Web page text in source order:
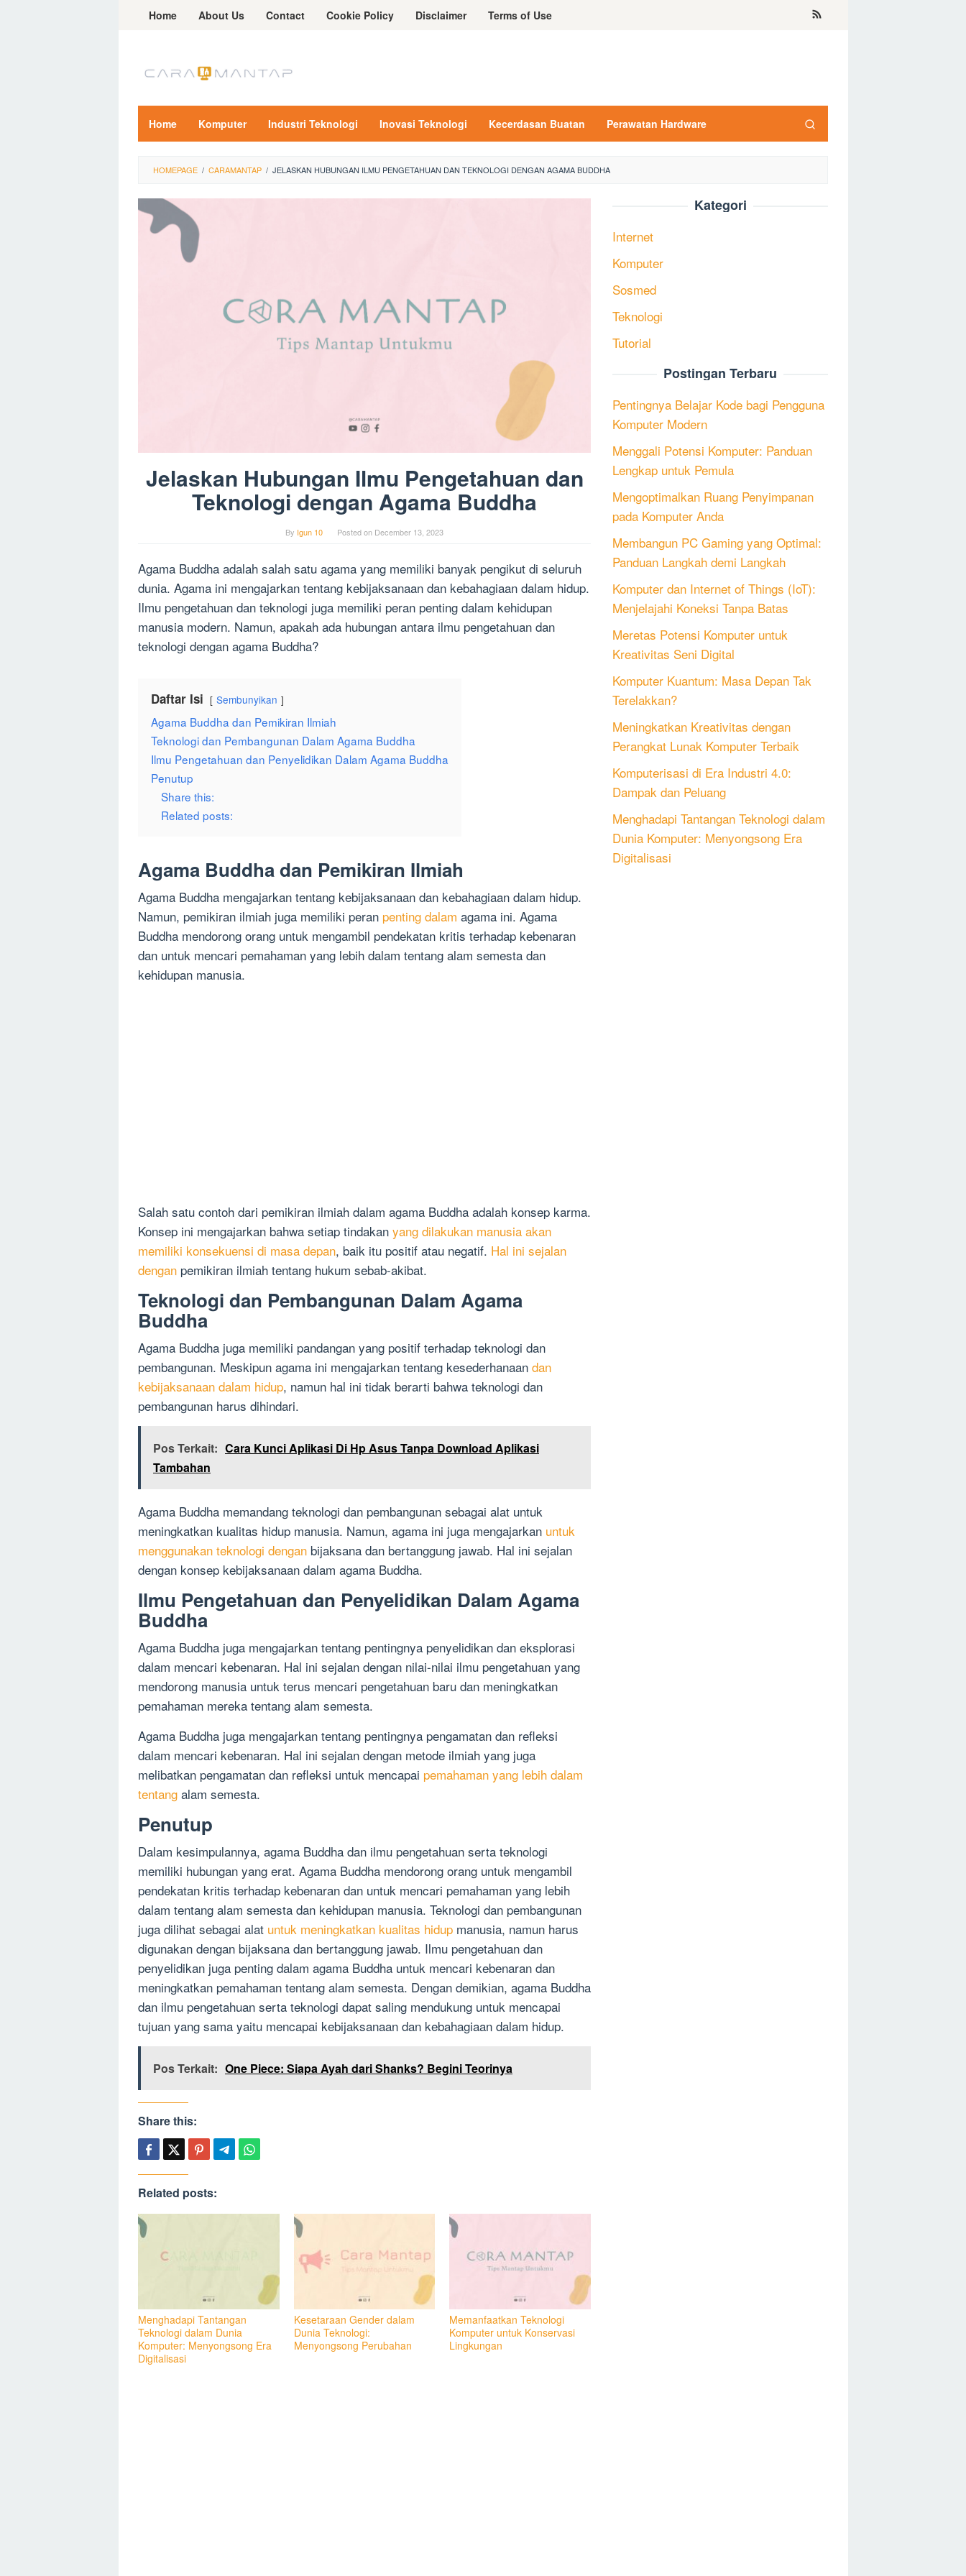
Home About Us Contact Cookie Policy Disclaimer Terms of Use
Home Komputer Industri Teknologi Inovasi Teknologi Kecerdasan Buatan Perawatan Hardware
HOMEPAGE / CARAMANTAP / JELASKAN HUBUNGAN ILMU PENGETAHUAN DAN TEKNOLOGI DENGAN AGAMA BUDDHA
Jelaskan Hubungan Ilmu Pengetahuan dan
Teknologi dengan Agama Buddha
By Igun 10 Posted on December 13, 2023
Agama Buddha adalah salah satu agama yang memiliki banyak pengikut di seluruh
dunia. Agama ini mengajarkan tentang kebijaksanaan dan kebahagiaan dalam hidup.
Ilmu pengetahuan dan teknologi juga memiliki peran penting dalam kehidupan
manusia modern. Namun, apakah ada hubungan antara ilmu pengetahuan dan
teknologi dengan agama Buddha?
Daftar Isi Sembunyikan
Agama Buddha dan Pemikiran Ilmiah
Teknologi dan Pembangunan Dalam Agama Buddha
Ilmu Pengetahuan dan Penyelidikan Dalam Agama Buddha
Penutup
Share this:
Related posts:
Agama Buddha dan Pemikiran Ilmiah
Agama Buddha mengajarkan tentang kebijaksanaan dan kebahagiaan dalam hidup.
Namun, pemikiran ilmiah juga memiliki peran penting dalam agama ini. Agama
Buddha mendorong orang untuk mengambil pendekatan kritis terhadap kebenaran
dan untuk mencari pemahaman yang lebih dalam tentang alam semesta dan
kehidupan manusia.
Salah satu contoh dari pemikiran ilmiah dalam agama Buddha adalah konsep karma.
Konsep ini mengajarkan bahwa setiap tindakan yang dilakukan manusia akan
memiliki konsekuensi di masa depan, baik itu positif atau negatif. Hal ini sejalan
dengan pemikiran ilmiah tentang hukum sebab-akibat.
Teknologi dan Pembangunan Dalam Agama
Buddha
Agama Buddha juga memiliki pandangan yang positif terhadap teknologi dan
pembangunan. Meskipun agama ini mengajarkan tentang kesederhanaan dan
kebijaksanaan dalam hidup, namun hal ini tidak berarti bahwa teknologi dan
pembangunan harus dihindari.
Pos Terkait: Cara Kunci Aplikasi Di Hp Asus Tanpa Download Aplikasi
Tambahan
Agama Buddha memandang teknologi dan pembangunan sebagai alat untuk
meningkatkan kualitas hidup manusia. Namun, agama ini juga mengajarkan untuk
menggunakan teknologi dengan bijaksana dan bertanggung jawab. Hal ini sejalan
dengan konsep kebijaksanaan dalam agama Buddha.
Ilmu Pengetahuan dan Penyelidikan Dalam Agama
Buddha
Agama Buddha juga mengajarkan tentang pentingnya penyelidikan dan eksplorasi
dalam mencari kebenaran. Hal ini sejalan dengan nilai-nilai ilmu pengetahuan yang
mendorong manusia untuk terus mencari pengetahuan baru dan meningkatkan
pemahaman mereka tentang alam semesta.
Agama Buddha juga mengajarkan tentang pentingnya pengamatan dan refleksi
dalam mencari kebenaran. Hal ini sejalan dengan metode ilmiah yang juga
melibatkan pengamatan dan refleksi untuk mencapai pemahaman yang lebih dalam
tentang alam semesta.
Penutup
Dalam kesimpulannya, agama Buddha dan ilmu pengetahuan serta teknologi
memiliki hubungan yang erat. Agama Buddha mendorong orang untuk mengambil
pendekatan kritis terhadap kebenaran dan untuk mencari pemahaman yang lebih
dalam tentang alam semesta dan kehidupan manusia. Teknologi dan pembangunan
juga dilihat sebagai alat untuk meningkatkan kualitas hidup manusia, namun harus
digunakan dengan bijaksana dan bertanggung jawab. Ilmu pengetahuan dan
penyelidikan juga penting dalam agama Buddha untuk mencari kebenaran dan
meningkatkan pemahaman tentang alam semesta. Dengan demikian, agama Buddha
dan ilmu pengetahuan serta teknologi dapat saling mendukung untuk mencapai
tujuan yang sama yaitu mencapai kebijaksanaan dan kebahagiaan dalam hidup.
Pos Terkait: One Piece: Siapa Ayah dari Shanks? Begini Teorinya
Share this:
Related posts:
Menghadapi Tantangan
Teknologi dalam Dunia
Komputer: Menyongsong Era
Digitalisasi
Kesetaraan Gender dalam
Dunia Teknologi:
Menyongsong Perubahan
Memanfaatkan Teknologi
Komputer untuk Konservasi
Lingkungan
Kategori
Internet
Komputer
Sosmed
Teknologi
Tutorial
Postingan Terbaru
Pentingnya Belajar Kode bagi Pengguna
Komputer Modern
Menggali Potensi Komputer: Panduan
Lengkap untuk Pemula
Mengoptimalkan Ruang Penyimpanan
pada Komputer Anda
Membangun PC Gaming yang Optimal:
Panduan Langkah demi Langkah
Komputer dan Internet of Things (IoT):
Menjelajahi Koneksi Tanpa Batas
Meretas Potensi Komputer untuk
Kreativitas Seni Digital
Komputer Kuantum: Masa Depan Tak
Terelakkan?
Meningkatkan Kreativitas dengan
Perangkat Lunak Komputer Terbaik
Komputerisasi di Era Industri 4.0:
Dampak dan Peluang
Menghadapi Tantangan Teknologi dalam
Dunia Komputer: Menyongsong Era
Digitalisasi